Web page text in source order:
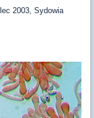
2003, Sydowia